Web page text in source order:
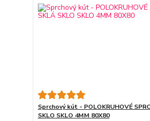
Sprchový kút - POLOKRUHOVÉ
SKLO SKLO 4MM 80X80